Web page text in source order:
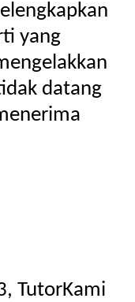
yang
datang
TutorKami